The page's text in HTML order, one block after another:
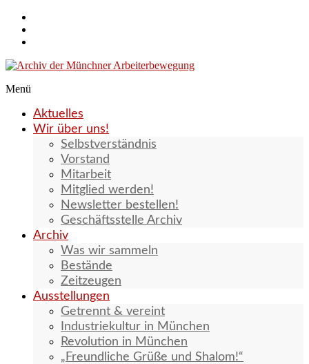
Zum
Inhalt
springen
der
Münchner
Arbeiterbewegung
Menü
Aktuelles
Wir über uns!
Selbstverständnis
Vorstand
Mitarbeit
Mitglied werden!
Newsletter bestellen!
Geschäftsstelle Archiv
Archiv
Was wir sammeln
Bestände
Zeitzeugen
Ausstellungen
Getrennt & vereint
Industriekultur in München
Revolution in München
„Freundliche Grüße und Shalom!“